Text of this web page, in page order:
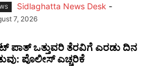
Sidlaghatta News Desk -
7, 2026
ಪಾತ್ ಒತ್ತುವರಿ ತೆರವಿಗೆ ಎರಡು ದಿನ
ಪೊಲೀಸ್ ಎಚ್ಚರಿಕೆ